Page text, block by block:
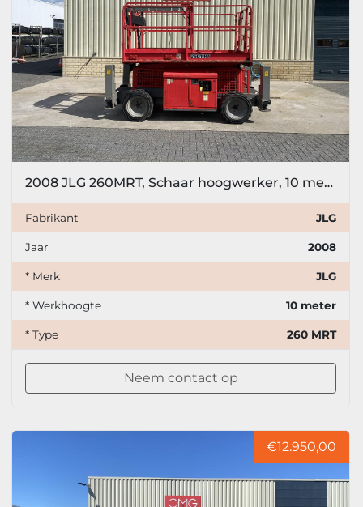
2008 JLG 260MRT, Schaar hoogwerker, 10 meter
Fabrikant JLG
Jaar 2008
* Merk JLG
* Werkhoogte 10 meter
* Type 260 MRT
Neem contact op
€12.950,00